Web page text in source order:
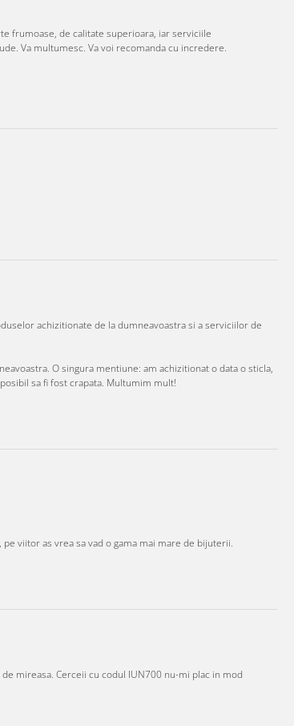
frumoase, de calitate superioara, iar serviciile
Va multumesc. Va voi recomanda cu incredere.
achizitionate de la dumneavoastra si a serviciilor de
O singura mentiune: am achizitionat o data o sticla,
sa fi fost crapata. Multumim mult!
viitor as vrea sa vad o gama mai mare de bijuterii.
mireasa. Cerceii cu codul IUN700 nu-mi plac in mod